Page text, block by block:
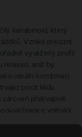
kanabinoid, který
Vzniká precizní
vyvážený profil
aniž by
ideální kombinaci
pocit klidu,
zároveň překvapivě
hranice vnímání